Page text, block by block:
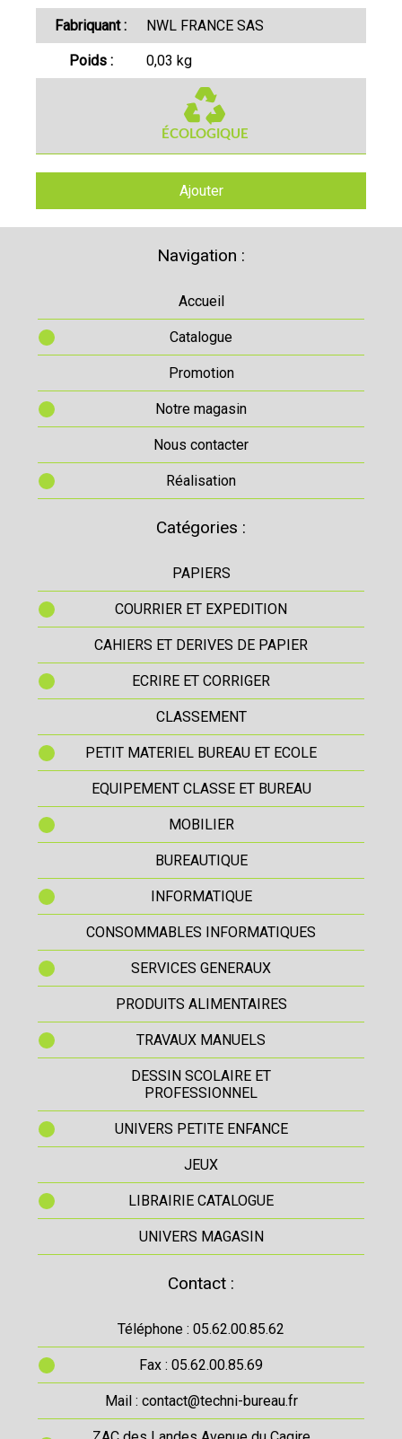
Fabriquant : NWL FRANCE SAS
Poids : 0,03 kg
Ajouter
Navigation :
Accueil
Catalogue
Promotion
Notre magasin
Nous contacter
Réalisation
Catégories :
PAPIERS
COURRIER ET EXPEDITION
CAHIERS ET DERIVES DE PAPIER
ECRIRE ET CORRIGER
CLASSEMENT
PETIT MATERIEL BUREAU ET ECOLE
EQUIPEMENT CLASSE ET BUREAU
MOBILIER
BUREAUTIQUE
INFORMATIQUE
CONSOMMABLES INFORMATIQUES
SERVICES GENERAUX
PRODUITS ALIMENTAIRES
TRAVAUX MANUELS
DESSIN SCOLAIRE ET
PROFESSIONNEL
UNIVERS PETITE ENFANCE
JEUX
LIBRAIRIE CATALOGUE
UNIVERS MAGASIN
Contact :
Téléphone : 05.62.00.85.62
Fax : 05.62.00.85.69
Mail : contact@techni-bureau.fr